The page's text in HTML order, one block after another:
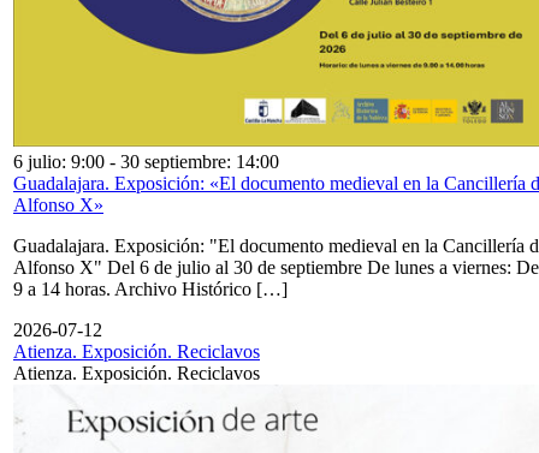
6 julio: 9:00 - 30 septiembre: 14:00
Guadalajara. Exposición: «El documento medieval en la Cancillería
Alfonso X»
Guadalajara. Exposición: "El documento medieval en la Cancillería
Alfonso X" Del 6 de julio al 30 de septiembre De lunes a viernes: De
9 a 14 horas. Archivo Histórico […]
2026-07-12
Atienza. Exposición. Reciclavos
Atienza. Exposición. Reciclavos